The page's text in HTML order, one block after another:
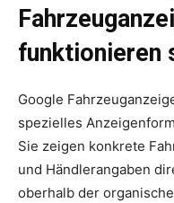
funktionieren
Google
spezielles
Sie zeigen konkrete
und Händlerangaben
oberhalb der